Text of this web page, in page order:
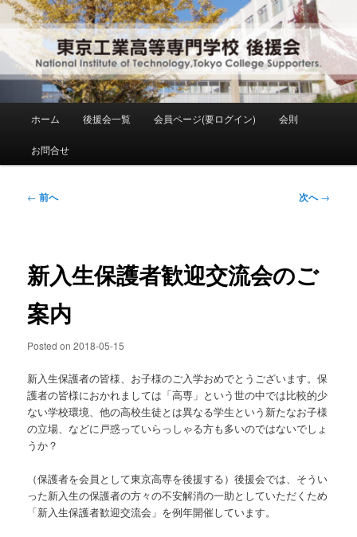
メ
イ
ン
コ
ン
東京工業高等専門学校 後援会
National Institute of Technology ,Tokyo College Supporters.
メ
ホーム 後援会一覧 会員ページ(要ログイン) 会則
お問合せ
投
ゲ
ー
ョ
ン
← 前へ 次へ→
新入生保護者歓迎交流会のご
案内
Posted on2018-05-15
新入生保護者の皆様、お子様のご入学おめでとうございます。保
護者の皆様におかれましては「高専」という世の中では比較的少
ない学校環境、他の高校生徒とは異なる学生という新たなお子様
の立場、などに戸惑っていらっしゃる方も多いのではないでしょ
うか？
（保護者を会員として東京高専を後援する）後援会では、そうい
った新入生の保護者の方々の不安解消の一助としていただくため
「新入生保護者歓迎交流会」を例年開催しています。